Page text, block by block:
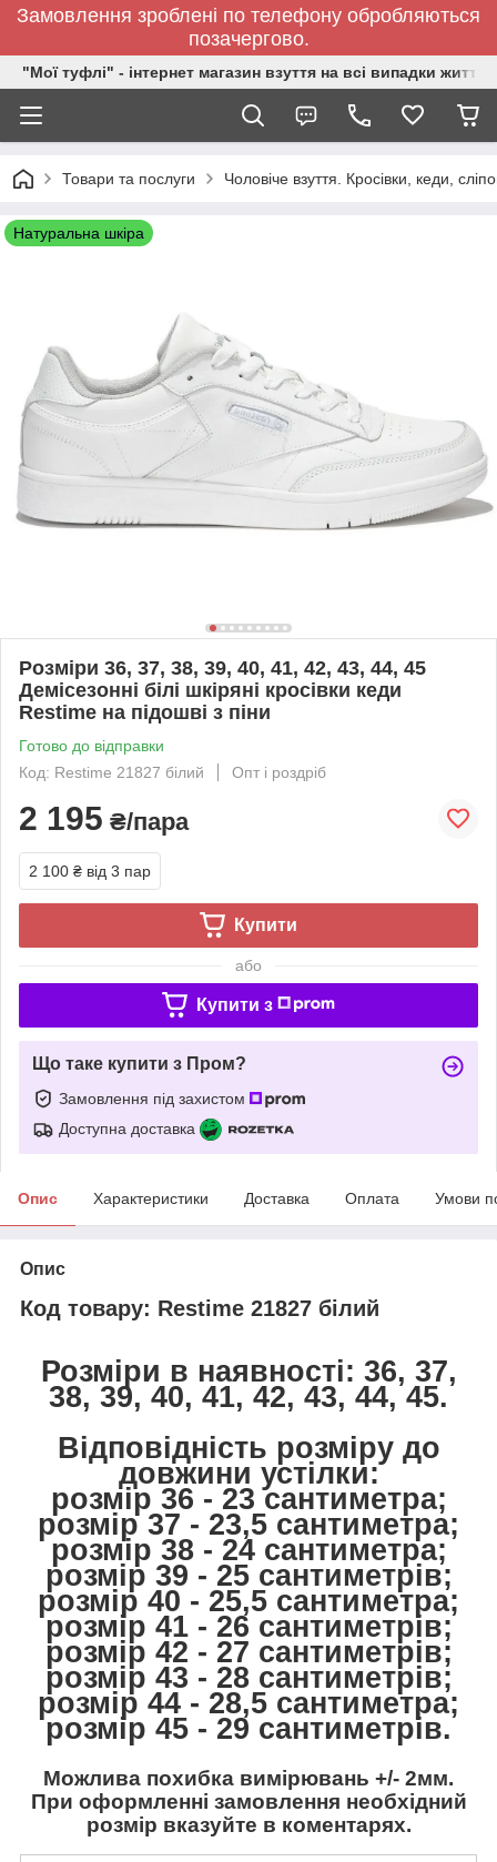
Замовлення зроблені по телефону обробляються
позачергово.
"Мої туфлі" - інтернет магазин взуття на всі випадки життя.
Товари та послуги Чоловіче взуття. Кросівки, кеди,
Натуральна шкіра
Розміри 36, 37, 38, 39, 40, 41, 42, 43, 44, 45
Демісезонні білі шкіряні кросівки кеди
Restime на підошві з піни
Готово до відправки
Код: Restime 21827 білий
Опт і роздріб
2 195 ₴/пара
2 100 ₴ від 3 пар
Купити
або
Купити з
Що таке купити з Пром?
Замовлення під захистом
Доступна доставка
Опис Характеристики Доставка Оплата Умови
Опис
Код товару: Restime 21827 білий
Розміри в наявності: 36, 37,
38, 39, 40, 41, 42, 43, 44, 45.
Відповідність розміру до
довжини устілки:
розмір 36 - 23 сантиметра;
розмір 37 - 23,5 сантиметра;
розмір 38 - 24 сантиметра;
розмір 39 - 25 сантиметрів;
розмір 40 - 25,5 сантиметра;
розмір 41 - 26 сантиметрів;
розмір 42 - 27 сантиметрів;
розмір 43 - 28 сантиметрів;
розмір 44 - 28,5 сантиметра;
розмір 45 - 29 сантиметрів.
Можлива похибка вимірювань +/- 2мм.
При оформленні замовлення необхідний
розмір вказуйте в коментарях.